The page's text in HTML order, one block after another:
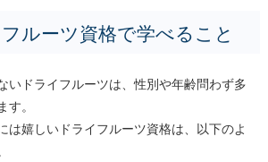
ルーツ資格で学べること
いドライフルーツは、性別や年齢問わず多
。
は嬉しいドライフルーツ資格は、以下のよ